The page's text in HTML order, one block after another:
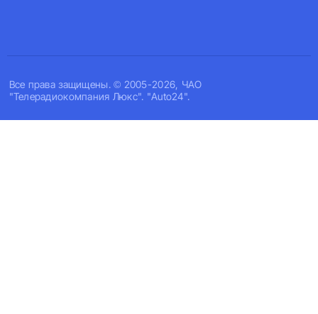
Все права защищены. © 2005-2026, ЧАО
"Телерадиокомпания Люкс". "Auto24".